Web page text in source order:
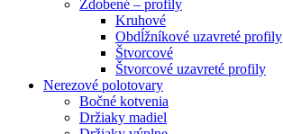
Zdobené – profily
Kruhové
Obdĺžníkové uzavreté profily
Štvorcové
Štvorcové uzavreté profily
Nerezové polotovary
Bočné kotvenia
Držiaky madiel